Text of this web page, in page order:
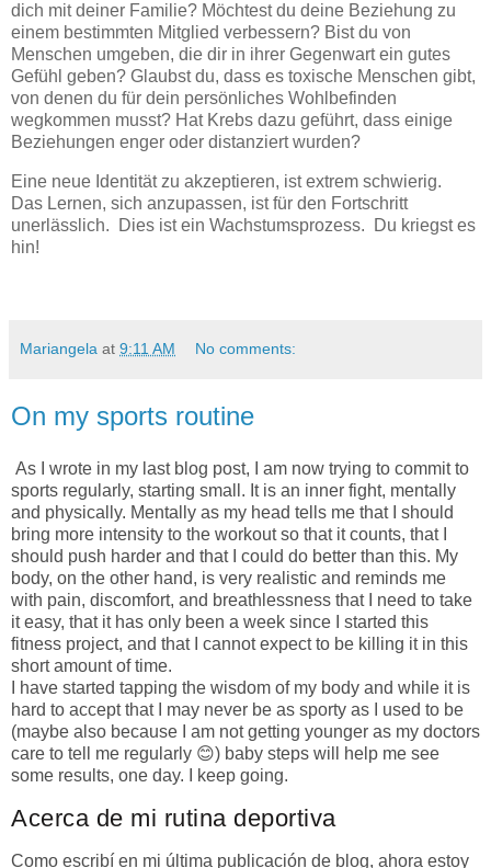
dich mit deiner Familie? Möchtest du deine Beziehung zu
einem bestimmten Mitglied verbessern? Bist du von
Menschen umgeben, die dir in ihrer Gegenwart ein gutes
Gefühl geben? Glaubst du, dass es toxische Menschen gibt,
von denen du für dein persönliches Wohlbefinden
wegkommen musst? Hat Krebs dazu geführt, dass einige
Beziehungen enger oder distanziert wurden?
Eine neue Identität zu akzeptieren, ist extrem schwierig.
Das Lernen, sich anzupassen, ist für den Fortschritt
unerlässlich. Dies ist ein Wachstumsprozess. Du kriegst es
hin!
Mariangela at 9:11 AM No comments:
On my sports routine
As I wrote in my last blog post, I am now trying to commit to
sports regularly, starting small. It is an inner fight, mentally
and physically. Mentally as my head tells me that I should
bring more intensity to the workout so that it counts, that I
should push harder and that I could do better than this. My
body, on the other hand, is very realistic and reminds me
with pain, discomfort, and breathlessness that I need to take
it easy, that it has only been a week since I started this
fitness project, and that I cannot expect to be killing it in this
short amount of time.
I have started tapping the wisdom of my body and while it is
hard to accept that I may never be as sporty as I used to be
(maybe also because I am not getting younger as my doctors
care to tell me regularly 😊) baby steps will help me see
some results, one day. I keep going.
Acerca de mi rutina deportiva
Como escribí en mi última publicación de blog, ahora estoy